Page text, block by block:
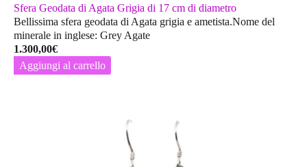
Sfera Geodata di Agata Grigia di 17 cm di diametro
Bellissima sfera geodata di Agata grigia e ametista.Nome del
minerale in inglese: Grey Agate
1.300,00€
Aggiungi al carrello